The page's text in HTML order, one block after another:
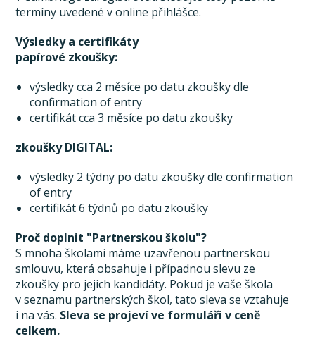
termíny uvedené v online přihlášce.
Výsledky a certifikáty
papírové zkoušky:
výsledky cca 2 měsíce po datu zkoušky dle
confirmation of entry
certifikát cca 3 měsíce po datu zkoušky
zkoušky DIGITAL:
výsledky 2 týdny po datu zkoušky dle confirmation
of entry
certifikát 6 týdnů po datu zkoušky
Proč doplnit "Partnerskou školu"?
S mnoha školami máme uzavřenou partnerskou
smlouvu, která obsahuje i případnou slevu ze
zkoušky pro jejich kandidáty. Pokud je vaše škola
v seznamu partnerských škol, tato sleva se vztahuje
i na vás. Sleva se projeví ve formuláři v ceně
celkem.